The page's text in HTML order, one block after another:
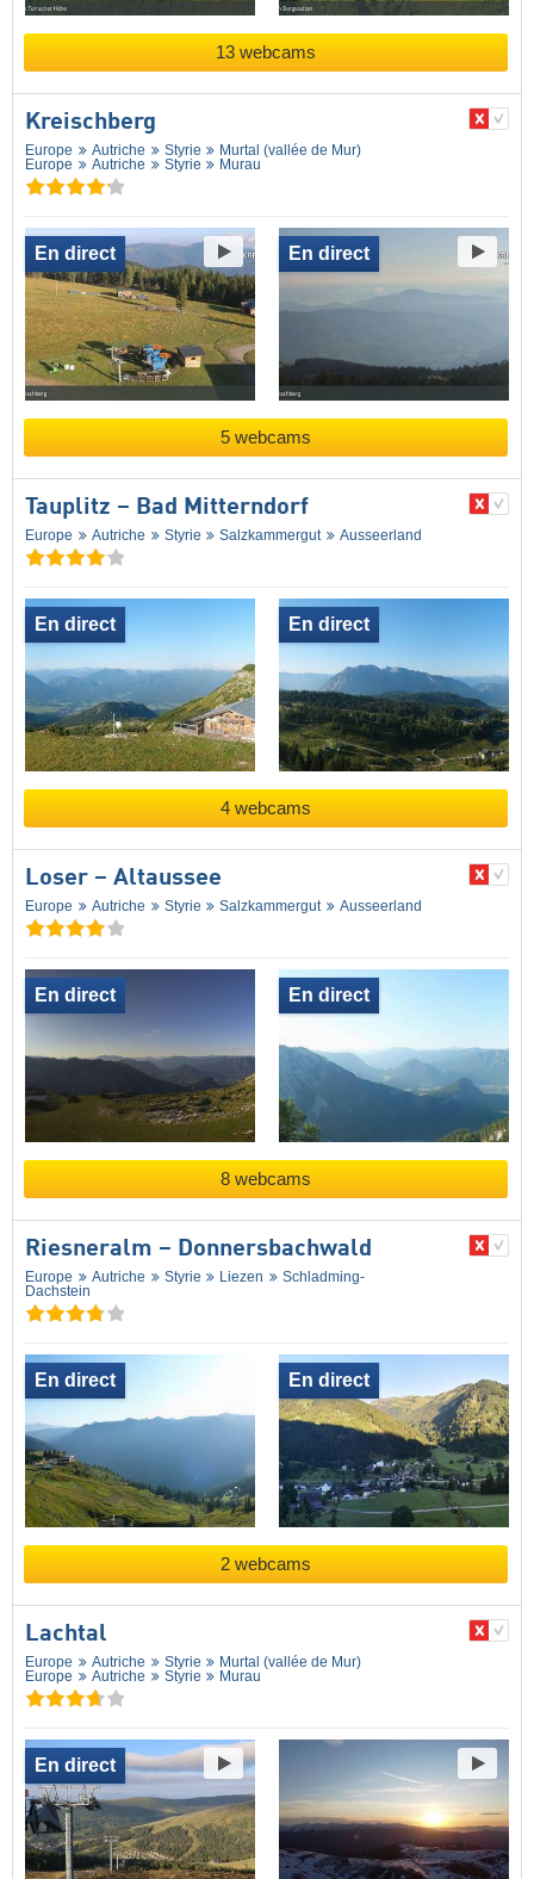
13 webcams
Kreischberg
Europe Autriche Styrie
Murtal (vallée de Mur)
Europe
Autriche Styrie Murau
En direct En direct
5 webcams
Tauplitz – Bad Mitterndorf
Europe Autriche Styrie Salzkammergut Ausseerland
En direct En direct
4 webcams
Loser – Altaussee
Europe Autriche Styrie Salzkammergut Ausseerland
En direct En direct
8 webcams
Riesneralm – Donnersbachwald
Europe Autriche Styrie Liezen
Schladming-
Dachstein
En direct En direct
2 webcams
Lachtal
Europe Autriche Styrie
Murtal (vallée de Mur)
Europe
Autriche Styrie Murau
En direct